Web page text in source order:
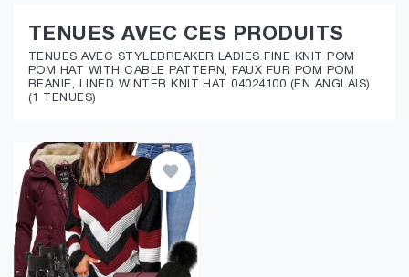
TENUES AVEC CES PRODUITS
TENUES AVEC STYLEBREAKER LADIES FINE KNIT POM
POM HAT WITH CABLE PATTERN, FAUX FUR POM POM
BEANIE, LINED WINTER KNIT HAT 04024100 (EN ANGLAIS)
(1 TENUES)